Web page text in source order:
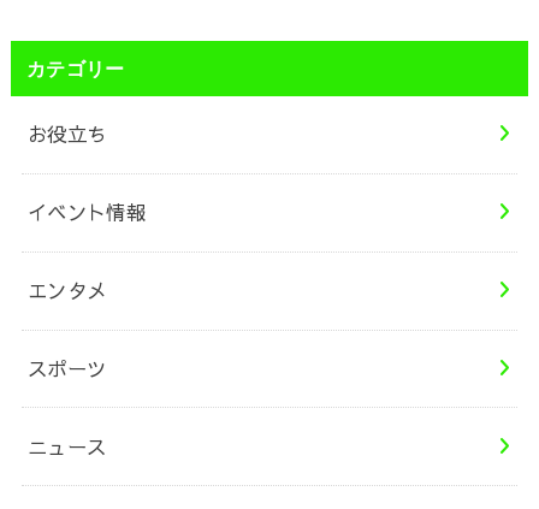
カテゴリー
お役立ち
イベント情報
エンタメ
スポーツ
ニュース